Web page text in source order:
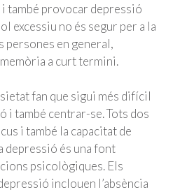
també provocar depressió
excessiu no és segur per a la
persones en general,
a curt termini.
fan que sigui més difícil
i també centrar-se. Tots dos
i també la capacitat de
depressió és una font
psicològiques. Els
inclouen l’absència